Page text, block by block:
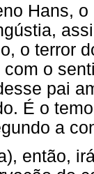
Hans,
o terror
o
pai
É o
a
então,